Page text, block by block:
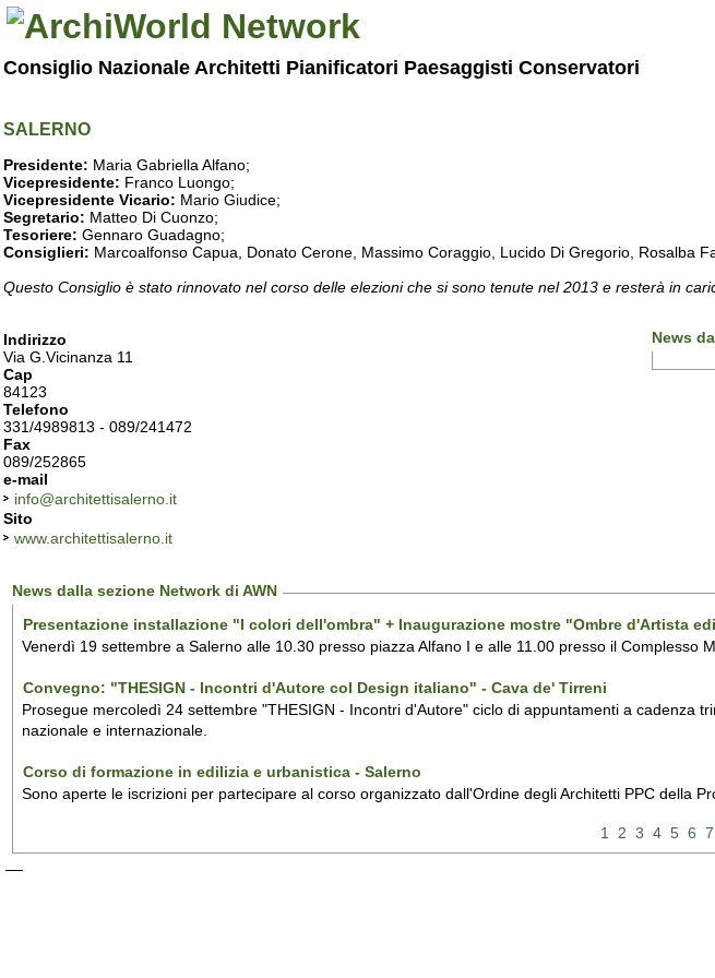
Consiglio Nazionale Architetti Pianificatori Paesaggisti Conservatori
SALERNO
Presidente: Maria Gabriella Alfano;
Vicepresidente: Franco Luongo;
Vicepresidente Vicario: Mario Giudice;
Segretario: Matteo Di Cuonzo;
Tesoriere: Gennaro Guadagno;
Consiglieri: Marcoalfonso Capua, Donato Cerone, Massimo Coraggio, Lucido Di Gregorio, Rosalba
Questo Consiglio è stato rinnovato nel corso delle elezioni che si sono tenute nel 2013 e resterà in
Indirizzo
Via G.Vicinanza 11
Cap
84123
Telefono
331/4989813 - 089/241472
Fax
089/252865
e-mail
info@architettisalerno.it
Sito
www.architettisalerno.it
News
News dalla sezione Network di AWN
Presentazione installazione "I colori dell'ombra" + Inaugurazione mostre "Ombre d'Artista
Venerdì 19 settembre a Salerno alle 10.30 presso piazza Alfano I e alle 11.00 presso il Complesso
Convegno: "THESIGN - Incontri d'Autore col Design italiano" - Cava de' Tirreni
Prosegue mercoledì 24 settembre "THESIGN - Incontri d'Autore" ciclo di appuntamenti a cadenza
nazionale e internazionale.
Corso di formazione in edilizia e urbanistica - Salerno
Sono aperte le iscrizioni per partecipare al corso organizzato dall'Ordine degli Architetti PPC della
1 2 3 4 5 6 7